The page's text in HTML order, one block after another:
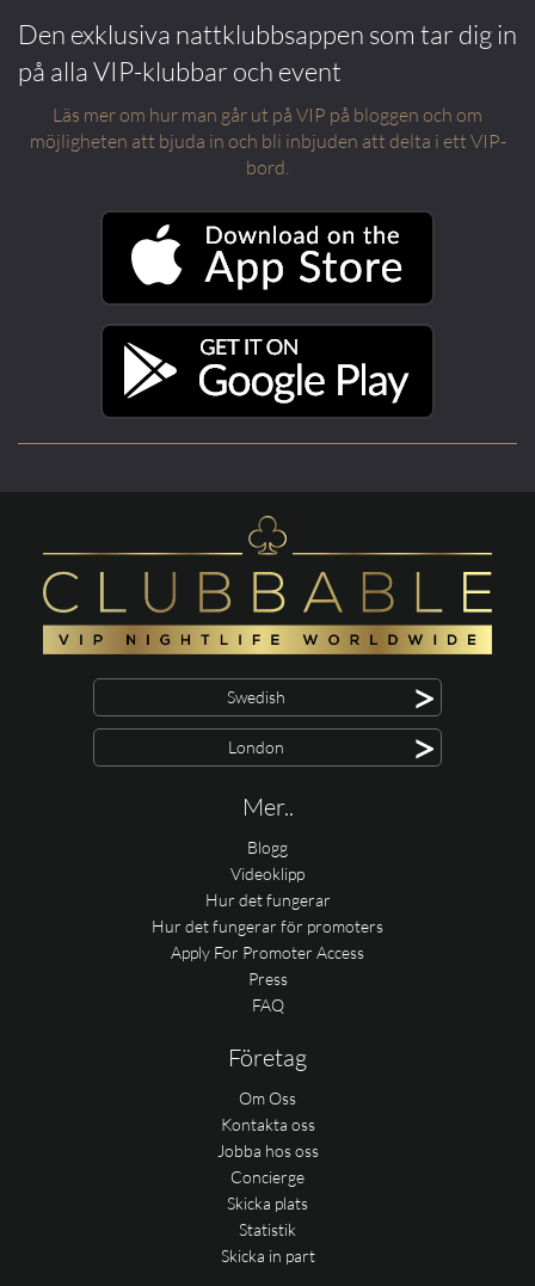
Den exklusiva nattklubbsappen som tar dig in
på alla VIP-klubbar och event
Läs mer om hur man går ut på VIP på bloggen och om
möjligheten att bjuda in och bli inbjuden att delta i ett VIP-
bord.
Swedish >
London >
Mer..
Blogg
Videoklipp
Hur det fungerar
Hur det fungerar för promoters
Apply For Promoter Access
Press
FAQ
Företag
Om Oss
Kontakta oss
Jobba hos oss
Concierge
Skicka plats
Statistik
Skicka in part